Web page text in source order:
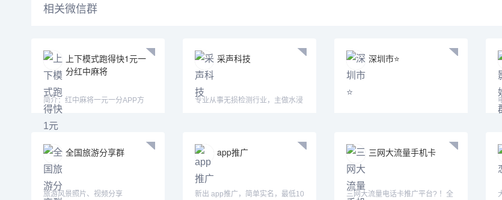
相关微信群
上下模式跑得快1元一
分红中麻将
简介：红中麻将一元一分APP方
式：认准微—mj33656—mimi15
采声科技
专业从事无损检测行业，主做水浸
深圳市⭐️
全国旅游分享群
旅游风景照片、视频分享
app推广
新出 app推广，简单实名，最低10
三网大流量手机卡
三网大流量电话卡推广平台? ！全